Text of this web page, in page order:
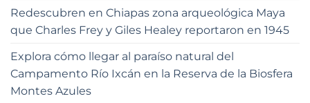
Redescubren en Chiapas zona arqueológica Maya
que Charles Frey y Giles Healey reportaron en 1945
Explora cómo llegar al paraíso natural del
Campamento Río Ixcán en la Reserva de la Biosfera
Montes Azules